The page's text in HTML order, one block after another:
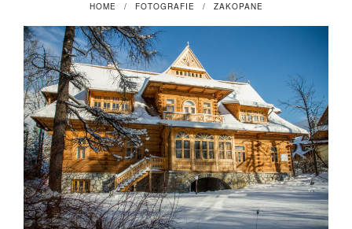
HOME FOTOGRAFIE ZAKOPANE